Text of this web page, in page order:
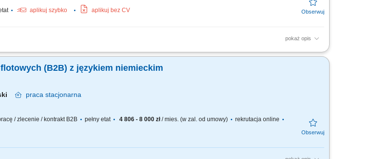
aplikuj szybko aplikuj bez CV
pokaż opis
partnerskich relacji z klientami B2B (cukiernie, lodziarnie). Aktywne doradztwo produktowe oraz
(B2B) z językiem niemieckim
praca stacjonarna
/ zlecenie / kontrakt B2B pełny etat 4 806 - 8 000 zł/ mies. (w zal. od umowy)
rekrutacja online